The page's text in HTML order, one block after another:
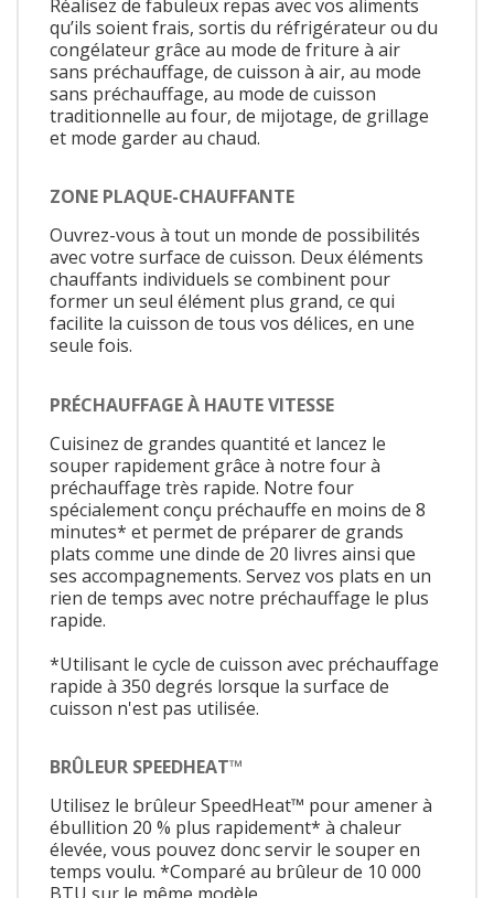
Réalisez de fabuleux repas avec vos aliments
qu’ils soient frais, sortis du réfrigérateur ou du
congélateur grâce au mode de friture à air
sans préchauffage, de cuisson à air, au mode
sans préchauffage, au mode de cuisson
traditionnelle au four, de mijotage, de grillage
et mode garder au chaud.
ZONE PLAQUE-CHAUFFANTE
Ouvrez-vous à tout un monde de possibilités
avec votre surface de cuisson. Deux éléments
chauffants individuels se combinent pour
former un seul élément plus grand, ce qui
facilite la cuisson de tous vos délices, en une
seule fois.
PRÉCHAUFFAGE À HAUTE VITESSE
Cuisinez de grandes quantité et lancez le
souper rapidement grâce à notre four à
préchauffage très rapide. Notre four
spécialement conçu préchauffe en moins de 8
minutes* et permet de préparer de grands
plats comme une dinde de 20 livres ainsi que
ses accompagnements. Servez vos plats en un
rien de temps avec notre préchauffage le plus
rapide.
*Utilisant le cycle de cuisson avec préchauffage
rapide à 350 degrés lorsque la surface de
cuisson n'est pas utilisée.
BRÛLEUR SPEEDHEAT™
Utilisez le brûleur SpeedHeat™ pour amener à
ébullition 20 % plus rapidement* à chaleur
élevée, vous pouvez donc servir le souper en
temps voulu. *Comparé au brûleur de 10 000